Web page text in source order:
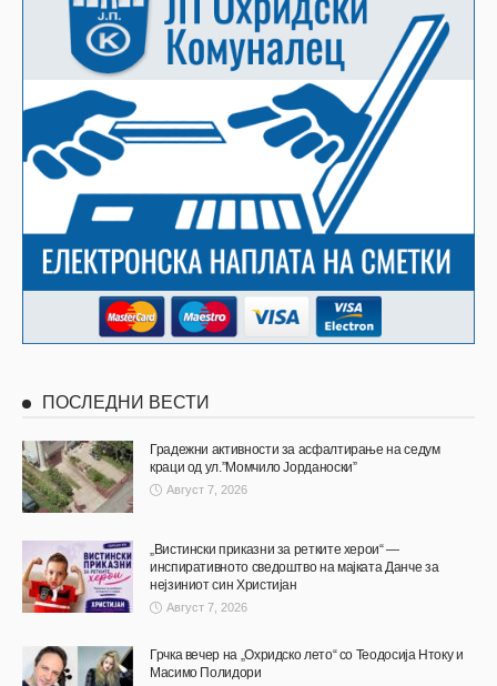
ПОСЛЕДНИ ВЕСТИ
Градежни активности за асфалтирање на седум
краци од ул.”Момчило Јорданоски”
Август 7, 2026
„Вистински приказни за ретките херои“ —
инспиративното сведоштво на мајката Данче за
нејзиниот син Христијан
Август 7, 2026
Грчка вечер на „Охридско лето“ со Теодосија Нтоку и
Масимо Полидори